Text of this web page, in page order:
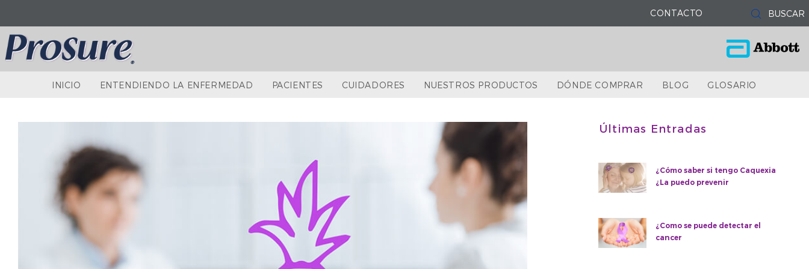
CONTACTO
INICIO ENTENDIENDO LA ENFERMEDAD PACIENTES CUIDADORES NUESTROS PRODUCTOS DÓNDE COMPRAR BLOG GLOSARIO
Últimas Entradas
¿Cómo saber si tengo Caquexia
¿La puedo prevenir
¿Como se puede detectar el
cancer